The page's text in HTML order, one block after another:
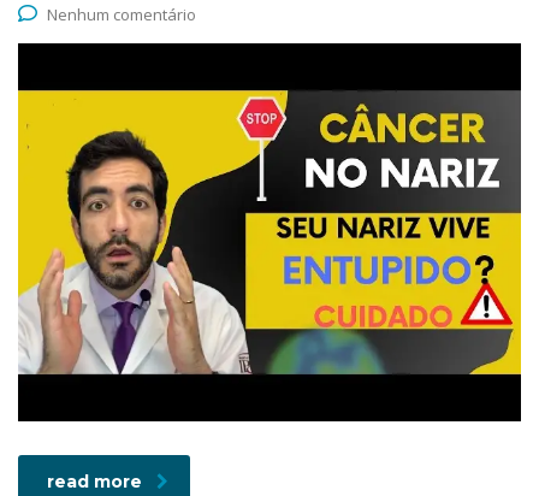
Nenhum comentário
read more